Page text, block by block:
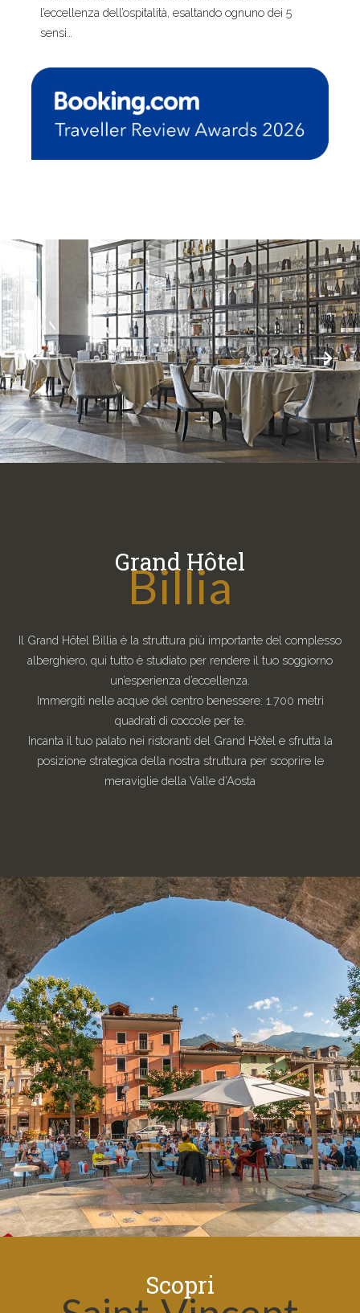
l’eccellenza dell’ospitalità, esaltando ognuno dei 5
sensi…
Grand Hôtel
Billia
Il Grand Hôtel Billia è la struttura più importante del complesso
alberghiero, qui tutto è studiato per rendere il tuo soggiorno
un’esperienza d’eccellenza.
Immergiti nelle acque del centro benessere: 1.700 metri
quadrati di coccole per te.
Incanta il tuo palato nei ristoranti del Grand Hôtel e sfrutta la
posizione strategica della nostra struttura per scoprire le
meraviglie della Valle d’Aosta
Scopri